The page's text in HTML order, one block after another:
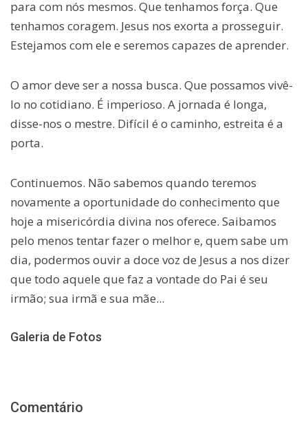
para com nós mesmos. Que tenhamos força. Que
tenhamos coragem. Jesus nos exorta a prosseguir.
Estejamos com ele e seremos capazes de aprender.
O amor deve ser a nossa busca. Que possamos vivê-
lo no cotidiano. É imperioso. A jornada é longa,
disse-nos o mestre. Difícil é o caminho, estreita é a
porta.
Continuemos. Não sabemos quando teremos
novamente a oportunidade do conhecimento que
hoje a misericórdia divina nos oferece. Saibamos
pelo menos tentar fazer o melhor e, quem sabe um
dia, podermos ouvir a doce voz de Jesus a nos dizer
que todo aquele que faz a vontade do Pai é seu
irmão; sua irmã e sua mãe...
Galeria de Fotos
Comentário